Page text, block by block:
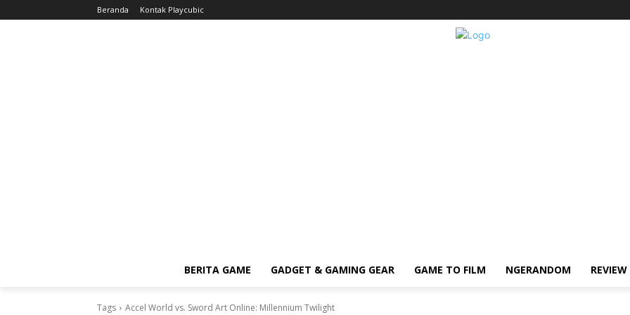
Beranda Kontak Playcubic
BERITA GAME GADGET & GAMING GEAR GAME TO FILM NGERANDOM REVIEW
Tags Accel World vs. Sword Art Online: Millennium Twilight